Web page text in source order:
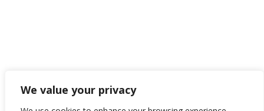
We value your privacy
© 2023 Rozéma Création – TOUS DROITS RÉSERVÉS
MENTIONS LEGALES